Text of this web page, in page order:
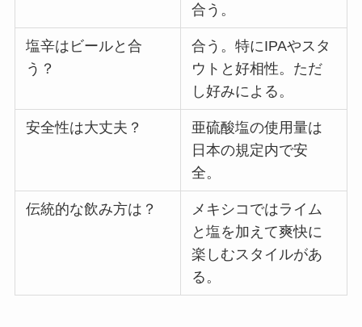
合う。
塩辛はビールと合
う？
合う。特にIPAやスタ
ウトと好相性。ただ
し好みによる。
安全性は大丈夫？
亜硫酸塩の使用量は
日本の規定内で安
全。
伝統的な飲み方は？
メキシコではライム
と塩を加えて爽快に
楽しむスタイルがあ
る。